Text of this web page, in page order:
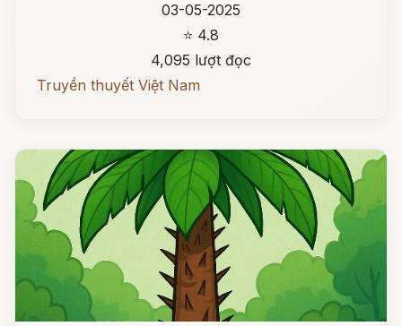
03-05-2025
⭐ 4.8
4,095 lượt đọc
Truyền thuyết Việt Nam